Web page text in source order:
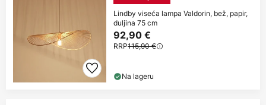
Lindby viseća lampa Valdorin, bež, papir,
duljina 75 cm
92,90 €
RRP115,90 €
Na lageru